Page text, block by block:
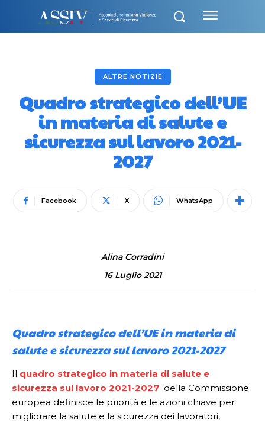
ALTRE NOTIZIE
Quadro strategico dell’UE
in materia di salute e
sicurezza sul lavoro 2021-
2027
Facebook X WhatsApp
Alina Corradini
16 Luglio 2021
Quadro strategico dell’UE in materia di
salute e sicurezza sul lavoro 2021-2027
Il quadro strategico in materia di salute e
sicurezza sul lavoro 2021-2027 della Commissione
europea definisce le priorità e le azioni chiave per
migliorare la salute e la sicurezza dei lavoratori,